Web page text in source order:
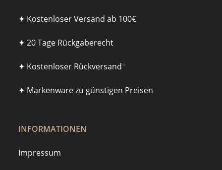
✦ Kostenloser Versand ab 100€
✦ 20 Tage Rückgaberecht
✦ Kostenloser Rückversand*
✦ Markenware zu günstigen Preisen
INFORMATIONEN
Impressum